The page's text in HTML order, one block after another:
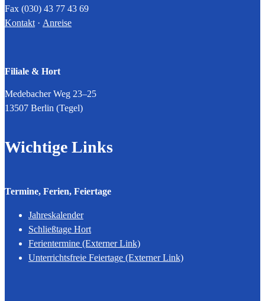
Fax (030) 43 77 43 69
Kontakt · Anreise
Filiale & Hort
Medebacher Weg 23–25
13507 Berlin (Tegel)
Wichtige Links
Termine, Ferien, Feiertage
Jahreskalender
Schließtage Hort
Ferientermine (Externer Link)
Unterrichtsfreie Feiertage (Externer Link)